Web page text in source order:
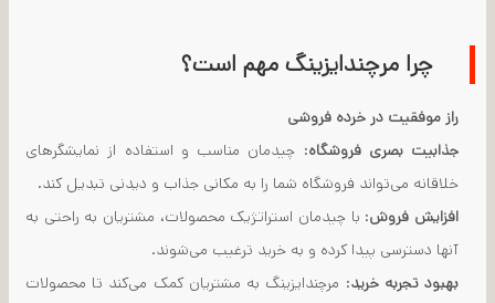
چرا مرچندایزینگ مهم است؟
راز موفقیت در خرده فروشی
جذابیت بصری فروشگاه: چیدمان مناسب و استفاده از نمایشگرهای
خلاقانه می‌تواند فروشگاه شما را به مکانی جذاب و دیدنی تبدیل کند.
افزایش فروش: با چیدمان استراتژیک محصولات، مشتریان به راحتی به
آنها دسترسی پیدا کرده و به خرید ترغیب می‌شوند.
بهبود تجربه خرید: مرچندایزینگ به مشتریان کمک می‌کند تا محصولات